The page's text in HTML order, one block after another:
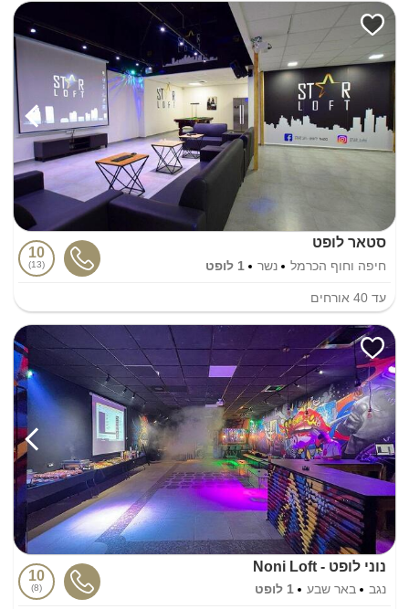
סטאר לופט
חיפה וחוף הכרמל נשר 1 לופט
10
13
עד 40 אורחים
נוני לופט - Noni Loft
נגב באר שבע 1 לופט
10
8